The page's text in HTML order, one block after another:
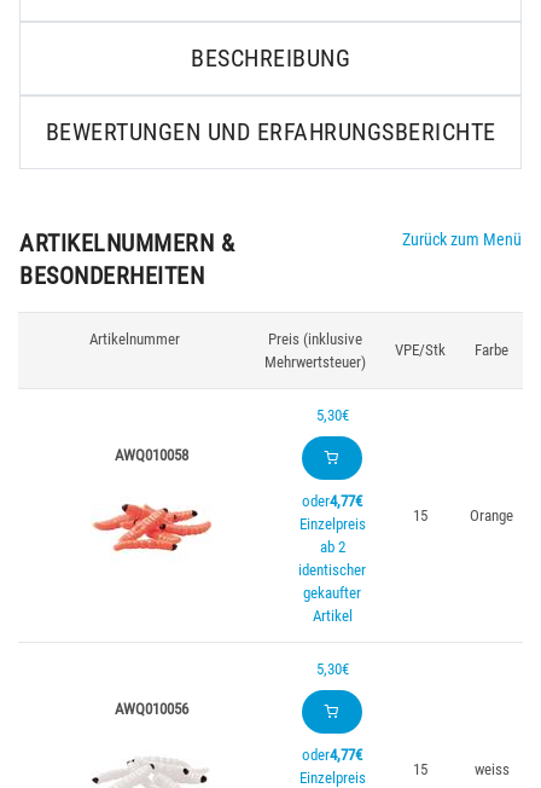
BESCHREIBUNG
BEWERTUNGEN UND ERFAHRUNGSBERICHTE
ARTIKELNUMMERN &
BESONDERHEITEN
Zurück zum Menü
Artikelnummer
Preis (inklusive
Mehrwertsteuer)
VPE/Stk Farbe
AWQ010058
5,30€
oder4,77€
Einzelpreis
ab 2
identischer
gekaufter
Artikel
15 Orange
AWQ010056
5,30€
oder4,77€
Einzelpreis
15 weiss